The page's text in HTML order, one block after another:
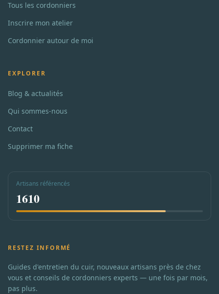
Tous les cordonniers
Inscrire mon atelier
Cordonnier autour de moi
EXPLORER
Blog & actualités
Qui sommes-nous
Contact
Supprimer ma fiche
Artisans référencés
1610
RESTEZ INFORMÉ
Guides d'entretien du cuir, nouveaux artisans près de chez
vous et conseils de cordonniers experts — une fois par mois,
pas plus.